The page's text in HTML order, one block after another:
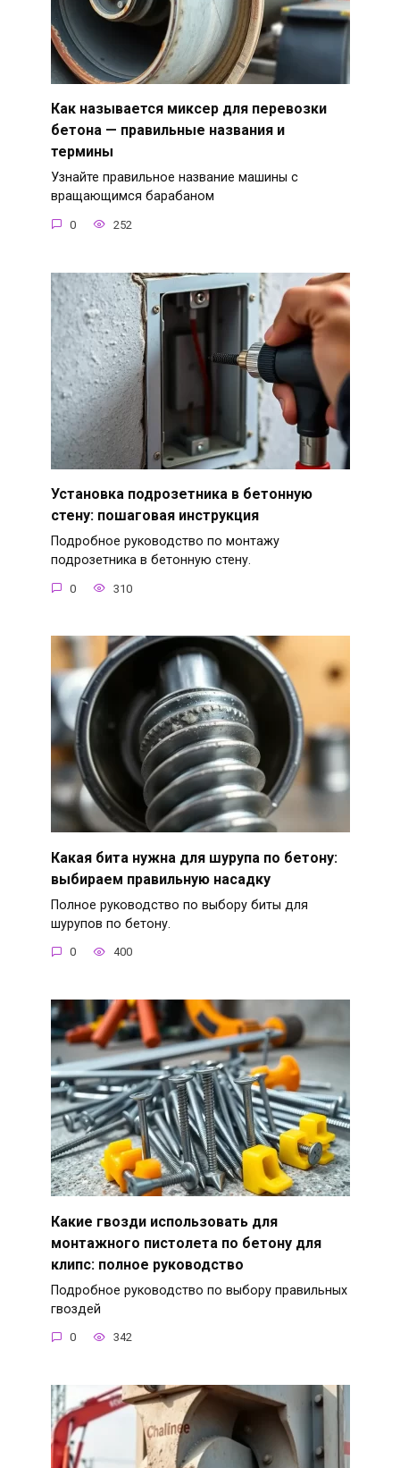
Как называется миксер для перевозки
бетона — правильные названия и
термины
Узнайте правильное название машины с
вращающимся барабаном
0 252
Установка подрозетника в бетонную
стену: пошаговая инструкция
Подробное руководство по монтажу
подрозетника в бетонную стену.
0 310
Какая бита нужна для шурупа по бетону:
выбираем правильную насадку
Полное руководство по выбору биты для
шурупов по бетону.
0 400
Какие гвозди использовать для
монтажного пистолета по бетону для
клипс: полное руководство
Подробное руководство по выбору правильных
гвоздей
0 342